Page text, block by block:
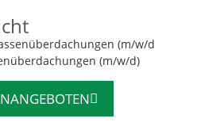
(m/w/d
(m/w/d)